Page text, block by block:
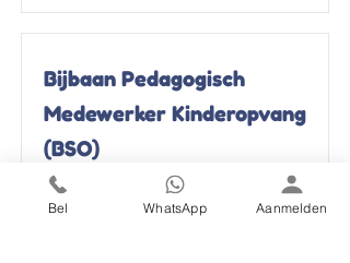
Bijbaan Pedagogisch
Medewerker Kinderopvang
(BSO)
Delft
Bel WhatsApp Aanmelden